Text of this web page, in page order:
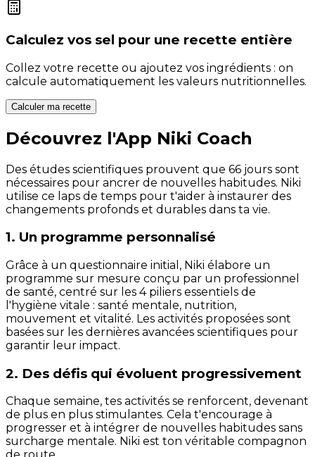
Calculez vos sel pour une recette entière
Collez votre recette ou ajoutez vos ingrédients : on
calcule automatiquement les valeurs nutritionnelles.
Calculer ma recette
Découvrez l'App Niki Coach
Des études scientifiques prouvent que 66 jours sont
nécessaires pour ancrer de nouvelles habitudes. Niki
utilise ce laps de temps pour t'aider à instaurer des
changements profonds et durables dans ta vie.
1. Un programme personnalisé
Grâce à un questionnaire initial, Niki élabore un
programme sur mesure conçu par un professionnel
de santé, centré sur les 4 piliers essentiels de
l'hygiène vitale : santé mentale, nutrition,
mouvement et vitalité. Les activités proposées sont
basées sur les dernières avancées scientifiques pour
garantir leur impact.
2. Des défis qui évoluent progressivement
Chaque semaine, tes activités se renforcent, devenant
de plus en plus stimulantes. Cela t'encourage à
progresser et à intégrer de nouvelles habitudes sans
surcharge mentale. Niki est ton véritable compagnon